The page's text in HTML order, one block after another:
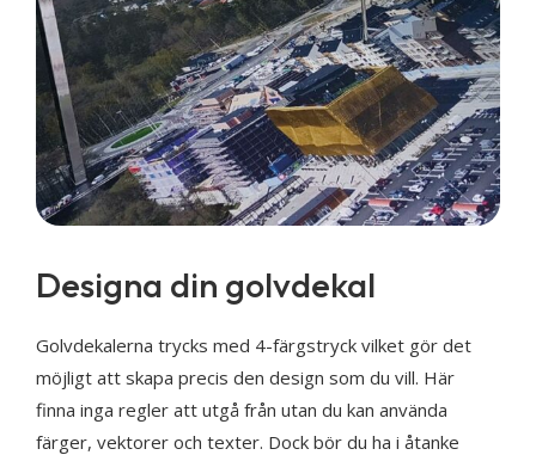
Designa din golvdekal
Golvdekalerna trycks med 4-färgstryck vilket gör det
möjligt att skapa precis den design som du vill. Här
finna inga regler att utgå från utan du kan använda
färger, vektorer och texter. Dock bör du ha i åtanke